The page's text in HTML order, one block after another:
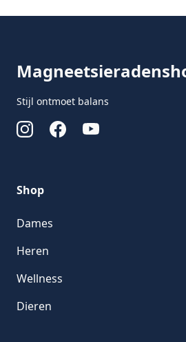
Stijl ontmoet balans
InstagramFacebookYoutube
Shop
Dames
Heren
Wellness
Dieren